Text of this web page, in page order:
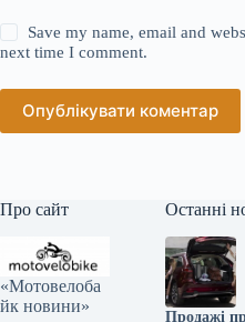
Save my name, email and
next time I comment.
Опублікувати коментар
Про сайт
«Мотовелоба
йк новини»
Останні
Продажі